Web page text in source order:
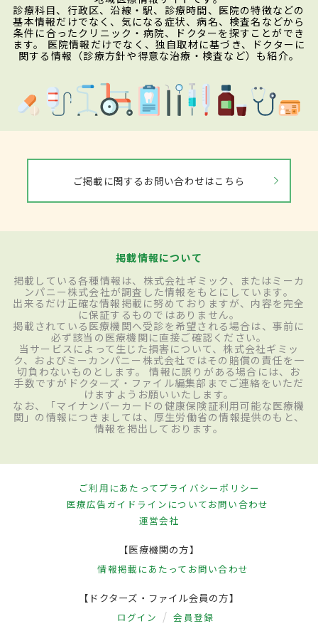
診療科目、行政区、沿線・駅、診療時間、医院の特徴などの
基本情報だけでなく、気になる症状、病名、検査名などから
条件に合ったクリニック・病院、ドクターを探すことができ
ます。 医院情報だけでなく、独自取材に基づき、ドクターに
関する情報（診療方針や得意な治療・検査など）も紹介。
ご掲載に関するお問い合わせはこちら
掲載情報について
掲載している各種情報は、株式会社ギミック、またはミーカ
ンパニー株式会社が調査した情報をもとにしています。
出来るだけ正確な情報掲載に努めておりますが、内容を完全
に保証するものではありません。
掲載されている医療機関へ受診を希望される場合は、事前に
必ず該当の医療機関に直接ご確認ください。
当サービスによって生じた損害について、株式会社ギミッ
ク、およびミーカンパニー株式会社ではその賠償の責任を一
切負わないものとします。 情報に誤りがある場合には、お
手数ですがドクターズ・ファイル編集部までご連絡をいただ
けますようお願いいたします。
なお、「マイナンバーカードの健康保険証利用可能な医療機
関」の情報につきましては、厚生労働省の情報提供のもと、
情報を掲出しております。
ご利用にあたってプライバシーポリシー
医療広告ガイドラインについてお問い合わせ
運営会社
【医療機関の方】
情報掲載にあたって お問い合わせ
【ドクターズ・ファイル会員の方】
ログイン 会員登録